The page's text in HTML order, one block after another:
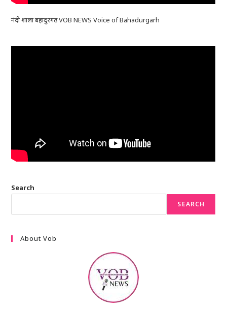
नंदी शाला बहादुरगढ़ VOB NEWS Voice of Bahadurgarh
Search
SEARCH
About Vob